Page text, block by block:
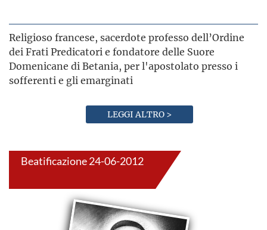
Religioso francese, sacerdote professo dell’Ordine
dei Frati Predicatori e fondatore delle Suore
Domenicane di Betania, per l'apostolato presso i
sofferenti e gli emarginati
LEGGI ALTRO >
Beatificazione 24-06-2012